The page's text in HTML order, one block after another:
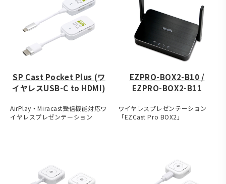
SP Cast Pocket Plus (ワ
イヤレスUSB-C to HDMI)
AirPlay・Miracast受信機能対応ワ
イヤレスプレゼンテーション
EZPRO-BOX2-B10 /
EZPRO-BOX2-B11
ワイヤレスプレゼンテーション
「EZCast Pro BOX2」